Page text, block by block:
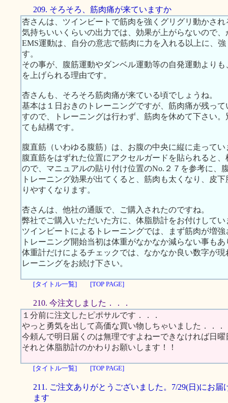
209. そろそろ、筋肉痛が来ていますか
杏さんは、ツインビートで筋肉を強くグリグリ動かさ
気持ちいいくらいの出力では、効果が上がらないので
EMS運動は、自分の意志で筋肉に力を入れる以上に、
す。
その事が、腹筋運動やダンベル運動等の自発運動より
を上げられる理由です。
杏さんも、そろそろ筋肉痛が来ている頃でしょうね。
基本は１日おきのトレーニングですが、筋肉痛が残っ
すので、トレーニングは行わず、筋肉を休めて下さい
ても結構です。
腹直筋（いわゆる腹筋）は、お腹の中央に縦に走ってい
腹直筋をはずれた位置にアクセルガードを貼られると
ので、マニュアルの貼り付け位置のNo.２７を参考に、
トレーニング効果が出てくると、筋肉も太くなり、皮
りやすくなります。
杏さんは、他社の通販で、ご購入されたのですね。
弊社でご購入いただいた方に、体脂肪計をお付けして
ツインビートによるトレーニングでは、まず筋肉が増
トレーニング開始当初は体重がなかなか減らない事もあ
体重計だけによるチェックでは、なかなか良い数字が
レーニングをお続け下さい。
[タイトル一覧] [TOP PAGE]
210. 今注文しました．．．
１分前に注文したピポサルです．．．
やっと勇気を出して高価な買い物しちゃいました．．．
今頼んで明日届くのは無理ですよねーできなければ日
それと体脂肪計のかわりお願いします！！
[タイトル一覧] [TOP PAGE]
211. ご注文ありがとうございました。7/29(日)にお届
ます